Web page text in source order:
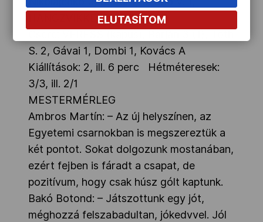
HANCZVIKKEL 5, Kelemen 3.
S. 2, Gávai 1, Dombi 1, Kovács A
Kiállítások: 2, ill. 6 perc Hétméteresek:
3/3, ill. 2/1
MESTERMÉRLEG
Ambros Martín: – Az új helyszínen, az
Egyetemi csarnokban is megszereztük a
két pontot. Sokat dolgozunk mostanában,
ezért fejben is fáradt a csapat, de
pozitívum, hogy csak húsz gólt kaptunk.
Bakó Botond: – Játszottunk egy jót,
méghozzá felszabadultan, jókedvvel. Jól
ELUTASÍTOM